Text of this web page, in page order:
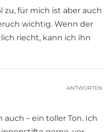
zu, für mich ist aber auch
wichtig. Wenn der
riecht, kann ich ihn
– ein toller Ton. Ich
ANTWORTEN